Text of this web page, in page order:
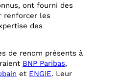
ont fourni des
renforcer les
des
de renom présents à
BNP Paribas,
et ENGIE. Leur